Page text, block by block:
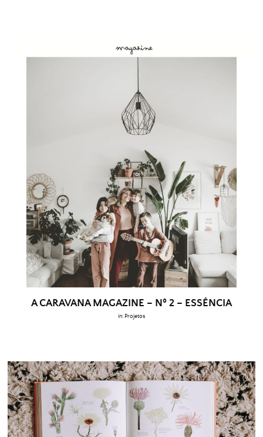
A CARAVANA MAGAZINE – Nº 2 – ESSÊNCIA
in: Projetos